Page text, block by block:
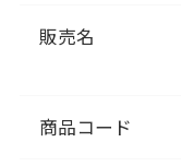
販売名
商品コード